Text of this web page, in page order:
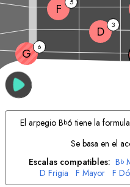
G 6
D 3
F
El arpegio Bb6 tiene la formula
Se basa en el
Escalas compatibles: Bb
D Frigia F Mayor F